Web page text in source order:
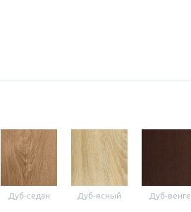
Дуб-седан Дуб-ясный Дуб-венге